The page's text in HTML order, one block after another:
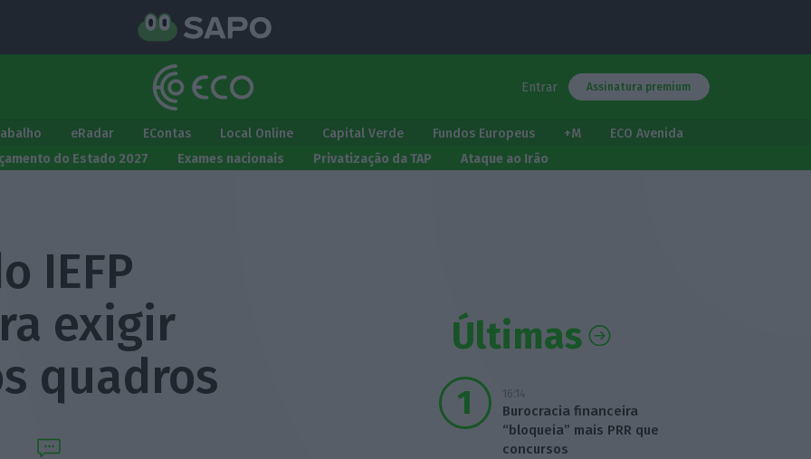
Entrar Assinatura premium
eRadar EContas Local Online Capital Verde Fundos Europeus +M
ECO Avenida
do Estado 2027 Exames nacionais Privatização da TAP Ataque ao Irão
IEFP
exigir
quadros
Últimas
16:14
Burocracia financeira
“bloqueia” mais PRR que
concursos